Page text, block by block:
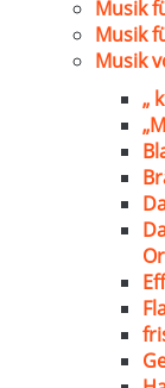
Musik
Musik
Musik
„